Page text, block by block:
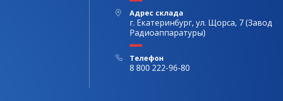
Адрес склада
г. Екатеринбург, ул. Щорса, 7 (Завод
Радиоаппаратуры)
Телефон
8 800 222-96-80